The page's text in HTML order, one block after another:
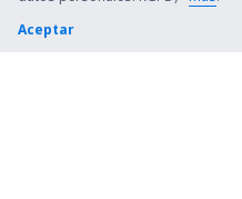
Aceptar